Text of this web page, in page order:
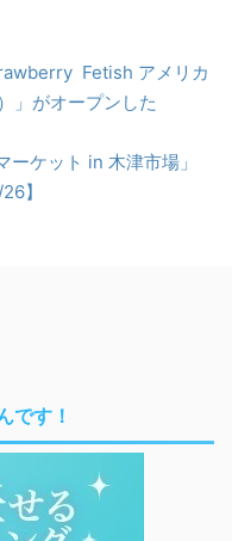
Fetish アメリカ
」がオープンした
ーケット in 木津市場」
】
です！